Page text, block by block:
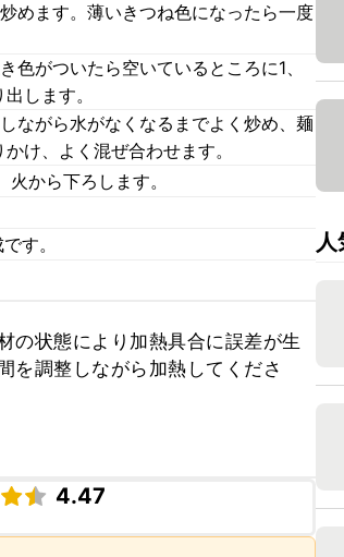
めます。薄いきつね色になったら一度
がついたら空いているところに1、
します。
ながら水がなくなるまでよく炒め、麺
け、よく混ぜ合わせます。
から下ろします。
す。
の状態により加熱具合に誤差が生
を調整しながら加熱してくださ
4.47